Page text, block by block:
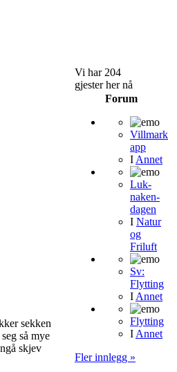
sekken
så mye
skjev
Vi har 204
gjester her nå
Forum
Villmark
app
I Annet
Luk-
naken-
dagen
I Natur
og
Friluft
Sv:
Flytting
I Annet
Flytting
I Annet
Fler innlegg »